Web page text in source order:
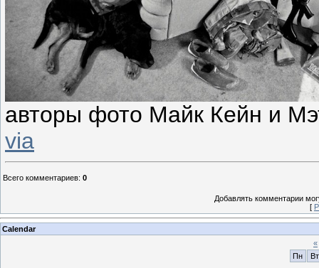
авторы фото Майк Кейн и
via
Всего комментариев: 0
Добавлять комментарии
[
Calendar
«
Пн
Вт